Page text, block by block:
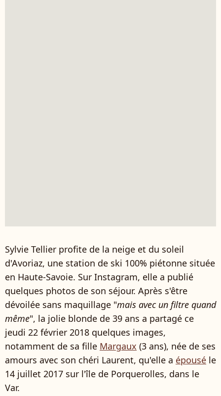
Sylvie Tellier profite de la neige et du soleil
d'Avoriaz, une station de ski 100% piétonne située
en Haute-Savoie. Sur Instagram, elle a publié
quelques photos de son séjour. Après s'être
dévoilée sans maquillage "mais avec un filtre quand
même", la jolie blonde de 39 ans a partagé ce
jeudi 22 février 2018 quelques images,
notamment de sa fille Margaux (3 ans), née de ses
amours avec son chéri Laurent, qu'elle a épousé le
14 juillet 2017 sur l'île de Porquerolles, dans le
Var.